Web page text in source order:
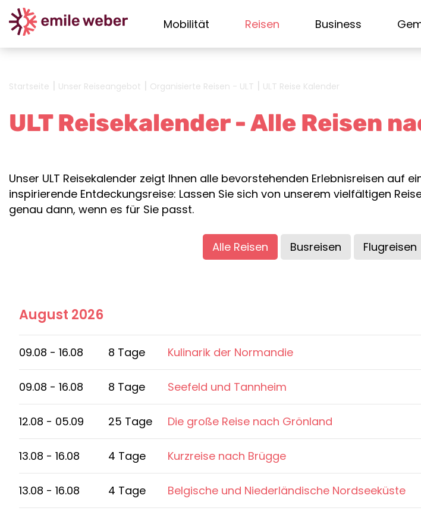
Mobilität Reisen Business
Startseite | Unser Reiseangebot | Organisierte Reisen - ULT | ULT Reise Kalender
ULT Reisekalender - Alle Reisen
Unser ULT Reisekalender zeigt Ihnen alle bevorstehenden Erlebnisreisen auf
inspirierende Entdeckungsreise: Lassen Sie sich von unserem vielfältigen
genau dann, wenn es für Sie passt.
Alle Reisen Busreisen Flugreisen
August 2026
09.08 - 16.08 8 Tage Kulinarik der Normandie
09.08 - 16.08 8 Tage Seefeld und Tannheim
12.08 - 05.09 25 Tage Die große Reise nach Grönland
13.08 - 16.08 4 Tage Kurzreise nach Brügge
13.08 - 16.08 4 Tage Belgische und Niederländische Nordseeküste